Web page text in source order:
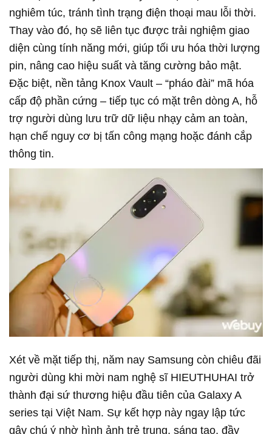
nghiêm túc, tránh tình trạng điện thoại mau lỗi thời.
Thay vào đó, họ sẽ liên tục được trải nghiệm giao
diện cùng tính năng mới, giúp tối ưu hóa thời lượng
pin, nâng cao hiệu suất và tăng cường bảo mật.
Đặc biệt, nền tảng Knox Vault – “pháo đài” mã hóa
cấp độ phần cứng – tiếp tục có mặt trên dòng A, hỗ
trợ người dùng lưu trữ dữ liệu nhạy cảm an toàn,
hạn chế nguy cơ bị tấn công mạng hoặc đánh cắp
thông tin.
Xét về mặt tiếp thị, năm nay Samsung còn chiêu đãi
người dùng khi mời nam nghệ sĩ HIEUTHUHAI trở
thành đại sứ thương hiệu đầu tiên của Galaxy A
series tại Việt Nam. Sự kết hợp này ngay lập tức
gây chú ý nhờ hình ảnh trẻ trung, sáng tạo, đầy